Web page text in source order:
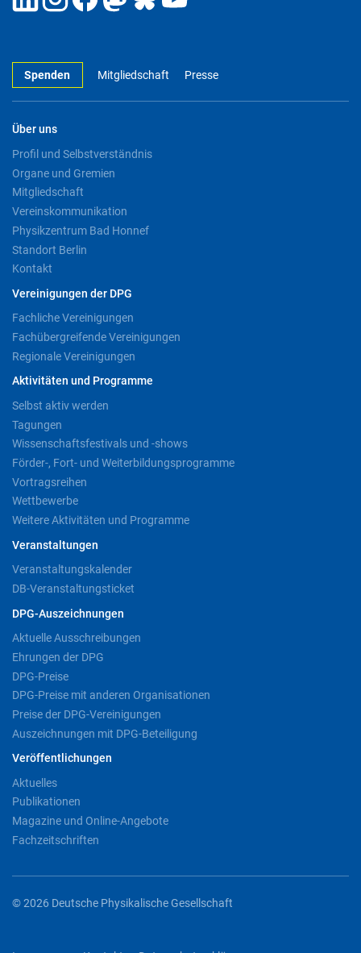
Spenden Mitgliedschaft Presse
Über uns
Profil und Selbstverständnis
Organe und Gremien
Mitgliedschaft
Vereinskommunikation
Physikzentrum Bad Honnef
Standort Berlin
Kontakt
Vereinigungen der DPG
Fachliche Vereinigungen
Fachübergreifende Vereinigungen
Regionale Vereinigungen
Aktivitäten und Programme
Selbst aktiv werden
Tagungen
Wissenschaftsfestivals und -shows
Förder-, Fort- und Weiterbildungsprogramme
Vortragsreihen
Wettbewerbe
Weitere Aktivitäten und Programme
Veranstaltungen
Veranstaltungskalender
DB-Veranstaltungsticket
DPG-Auszeichnungen
Aktuelle Ausschreibungen
Ehrungen der DPG
DPG-Preise
DPG-Preise mit anderen Organisationen
Preise der DPG-Vereinigungen
Auszeichnungen mit DPG-Beteiligung
Veröffentlichungen
Aktuelles
Publikationen
Magazine und Online-Angebote
Fachzeitschriften
© 2026 Deutsche Physikalische Gesellschaft